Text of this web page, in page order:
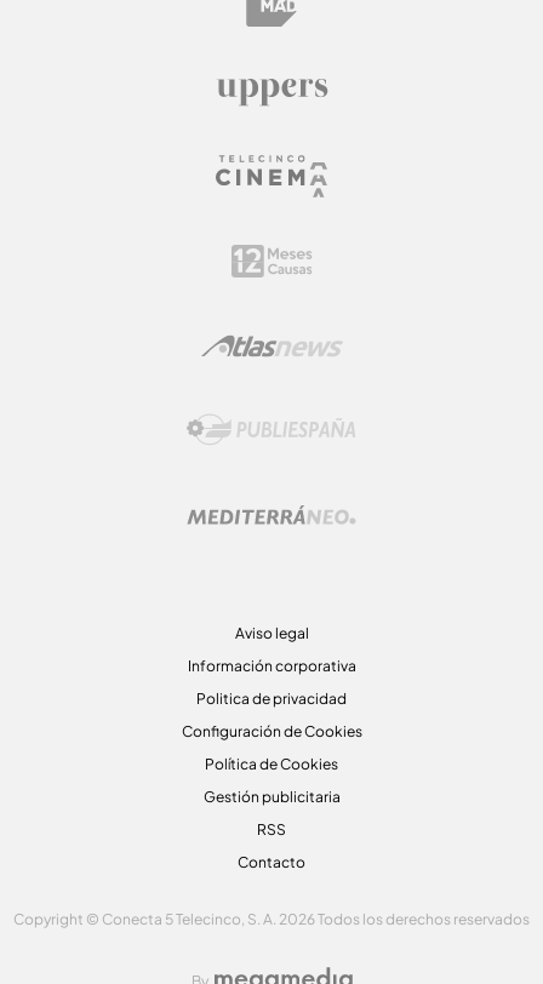
Aviso legal
Información corporativa
Politica de privacidad
Configuración de Cookies
Política de Cookies
Gestión publicitaria
RSS
Contacto
Copyright © Conecta 5 Telecinco, S. A. 2026 Todos los derechos reservados
By